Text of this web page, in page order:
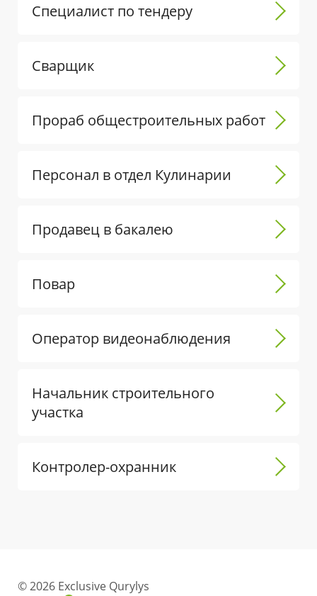
Специалист по тендеру
Сварщик
Прораб общестроительных работ
Персонал в отдел Кулинарии
Продавец в бакалею
Повар
Оператор видеонаблюдения
Начальник строительного
участка
Контролер-охранник
© 2026 Exclusive Qurylys